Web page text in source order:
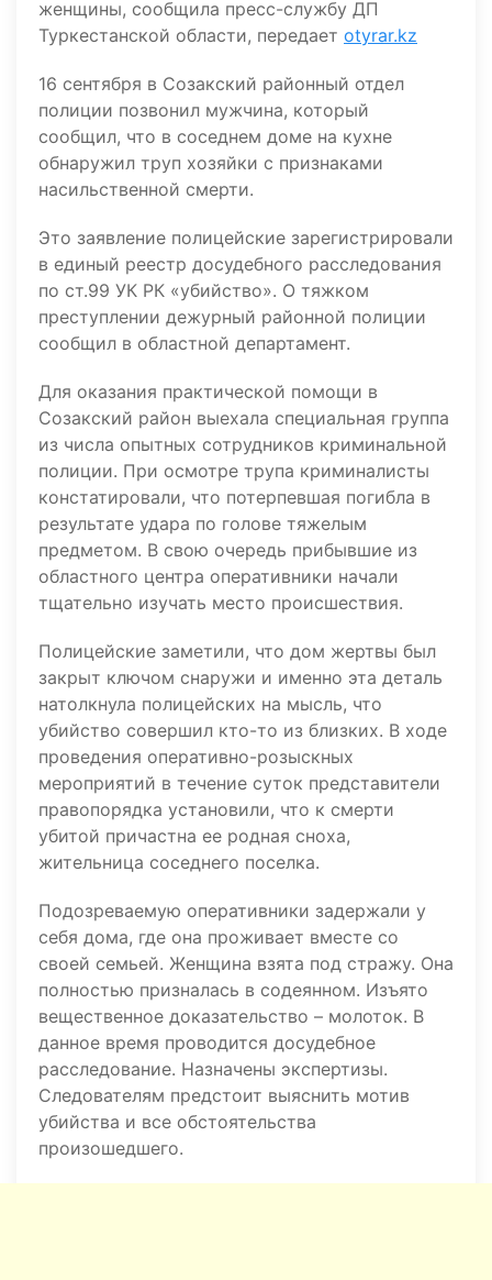
женщины, сообщила пресс-службу ДП
Туркестанской области, передает otyrar.kz
16 сентября в Созакский районный отдел
полиции позвонил мужчина, который
сообщил, что в соседнем доме на кухне
обнаружил труп хозяйки с признаками
насильственной смерти.
Это заявление полицейские зарегистрировали
в единый реестр досудебного расследования
по ст.99 УК РК «убийство». О тяжком
преступлении дежурный районной полиции
сообщил в областной департамент.
Для оказания практической помощи в
Созакский район выехала специальная группа
из числа опытных сотрудников криминальной
полиции. При осмотре трупа криминалисты
констатировали, что потерпевшая погибла в
результате удара по голове тяжелым
предметом. В свою очередь прибывшие из
областного центра оперативники начали
тщательно изучать место происшествия.
Полицейские заметили, что дом жертвы был
закрыт ключом снаружи и именно эта деталь
натолкнула полицейских на мысль, что
убийство совершил кто-то из близких. В ходе
проведения оперативно-розыскных
мероприятий в течение суток представители
правопорядка установили, что к смерти
убитой причастна ее родная сноха,
жительница соседнего поселка.
Подозреваемую оперативники задержали у
себя дома, где она проживает вместе со
своей семьей. Женщина взята под стражу. Она
полностью призналась в содеянном. Изъято
вещественное доказательство – молоток. В
данное время проводится досудебное
расследование. Назначены экспертизы.
Следователям предстоит выяснить мотив
убийства и все обстоятельства
произошедшего.